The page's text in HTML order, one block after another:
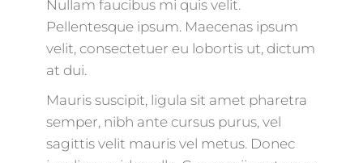
Nullam faucibus mi quis velit.
Pellentesque ipsum. Maecenas ipsum
velit, consectetuer eu lobortis ut, dictum
at dui.
Mauris suscipit, ligula sit amet pharetra
semper, nibh ante cursus purus, vel
sagittis velit mauris vel metus. Donec